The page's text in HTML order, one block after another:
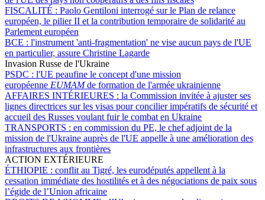
FISCALITÉ : Paolo Gentiloni interrogé sur le Plan de relance
européen, le pilier II et la contribution temporaire de solidarité au
Parlement européen
BCE : l'instrument 'anti-fragmentation' ne vise aucun pays de l'UE
en particulier, assure Christine Lagarde
Invasion Russe de l'Ukraine
PSDC : l'UE peaufine le concept d'une mission
européenne EUMAMde formation de l'armée ukrainienne
AFFAIRES INTÉRIEURES : la Commission invitée à ajuster ses
lignes directrices sur les visas pour concilier impératifs de sécurité et
accueil des Russes voulant fuir le combat en Ukraine
TRANSPORTS : en commission du PE, le chef adjoint de la
mission de l'Ukraine auprès de l'UE appelle à une amélioration des
infrastructures aux frontières
ACTION EXTÉRIEURE
ÉTHIOPIE : conflit au Tigré, les eurodéputés appellent à la
cessation immédiate des hostilités et à des négociations de paix sous
l’égide de l’Union africaine